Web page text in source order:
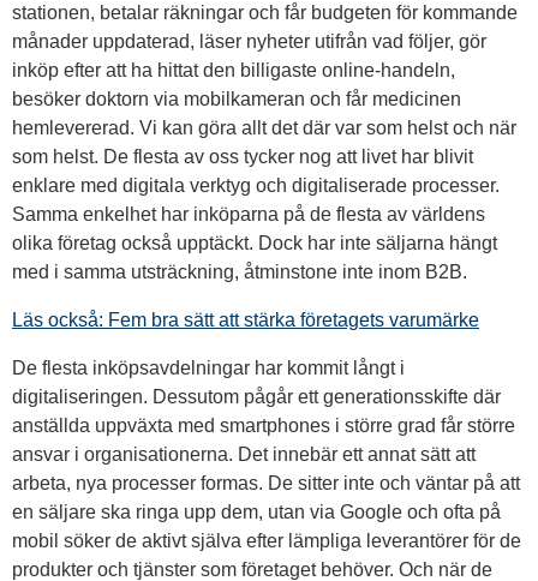
stationen, betalar räkningar och får budgeten för kommande
månader uppdaterad, läser nyheter utifrån vad följer, gör
inköp efter att ha hittat den billigaste online-handeln,
besöker doktorn via mobilkameran och får medicinen
hemlevererad. Vi kan göra allt det där var som helst och när
som helst. De flesta av oss tycker nog att livet har blivit
enklare med digitala verktyg och digitaliserade processer.
Samma enkelhet har inköparna på de flesta av världens
olika företag också upptäckt. Dock har inte säljarna hängt
med i samma utsträckning, åtminstone inte inom B2B.
Läs också: Fem bra sätt att stärka företagets varumärke
De flesta inköpsavdelningar har kommit långt i
digitaliseringen. Dessutom pågår ett generationsskifte där
anställda uppväxta med smartphones i större grad får större
ansvar i organisationerna. Det innebär ett annat sätt att
arbeta, nya processer formas. De sitter inte och väntar på att
en säljare ska ringa upp dem, utan via Google och ofta på
mobil söker de aktivt själva efter lämpliga leverantörer för de
produkter och tjänster som företaget behöver. Och när de